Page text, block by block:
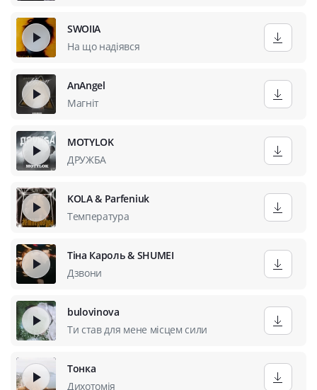
SWOIIA
На що надіявся
AnAngel
Магніт
MOTYLOK
ДРУЖБА
KOLA & Parfeniuk
Температура
Тіна Кароль & SHUMEI
Дзвони
bulovinova
Ти став для мене місцем сили
Тонка
Дихотомія